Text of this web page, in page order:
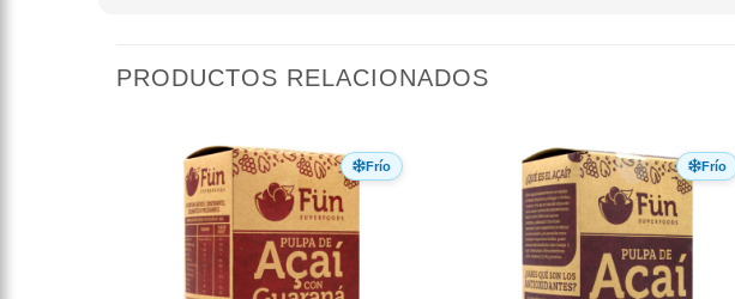
PRODUCTOS RELACIONADOS
Frío Frío